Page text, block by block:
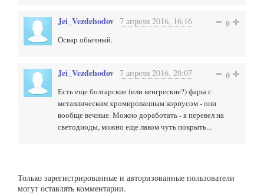
Jei_Vezdehodov 7 апреля 2016, 16:16 0
Освар обычный.
Jei_Vezdehodov 7 апреля 2016, 20:07 0
Есть еще болгарские (или венгреские?) фары с
металлическим хромированным корпусом - они
вообще вечные. Можно доработать - я перевел на
светодиоды, можно еще лаком чуть покрыть...
Только зарегистрированные и авторизованные пользователи
могут оставлять комментарии.